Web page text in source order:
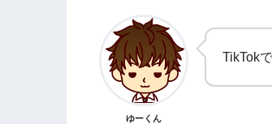
ゆーくん
TikTok